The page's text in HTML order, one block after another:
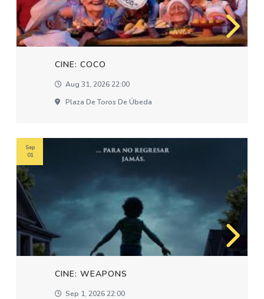
CINE: COCO
Aug 31, 2026 22:00
Plaza De Toros De Úbeda
CINE: WEAPONS
Sep 1, 2026 22:00
Sep
01